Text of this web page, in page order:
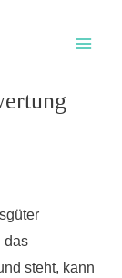
das
steht, kann